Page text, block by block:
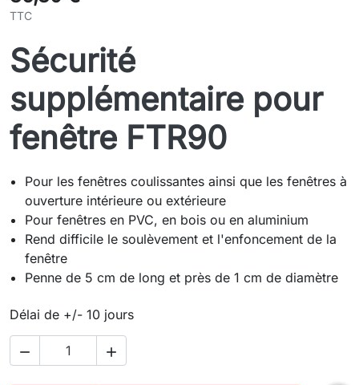
TTC
Sécurité
supplémentaire pour
fenêtre FTR90
Pour les fenêtres coulissantes ainsi que les fenêtres à
ouverture intérieure ou extérieure
Pour fenêtres en PVC, en bois ou en aluminium
Rend difficile le soulèvement et l'enfoncement de la
fenêtre
Penne de 5 cm de long et près de 1 cm de diamètre
Délai de +/- 10 jours
 